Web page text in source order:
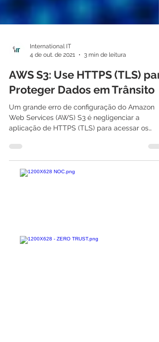
International IT
4 de out. de 2021
3 min de leitura
AWS S3: Use HTTPS (TLS)
Proteger Dados em Trânsito
Um grande erro de configuração do Amazon
Web Services (AWS) S3 é negligenciar a